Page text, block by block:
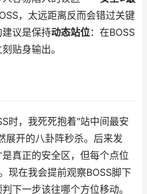
，太远距离反而会错过关键
议是保持动态站位：在BOSS
贴身输出。
时，我死死抱着"站中间最安
展开的八卦阵秒杀。后来发
是真正的安全区，但每个点位
现在我会提前观察BOSS脚下
下一步该往哪个方位移动。